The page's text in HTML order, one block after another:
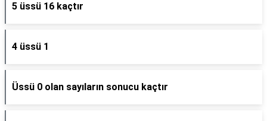
5 üssü 16 kaçtır
4 üssü 1
Üssü 0 olan sayıların sonucu kaçtır